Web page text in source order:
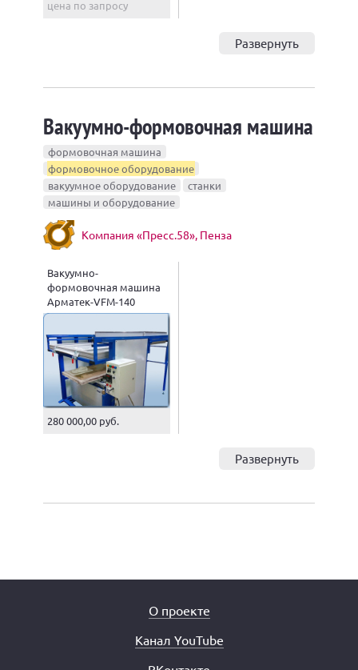
цена по запросу
Развернуть
Вакуумно-формовочная машина
формовочная машина
формовочное оборудование
вакуумное оборудование
станки
машины и оборудование
Компания «Пресс.58», Пенза
Вакуумно-
формовочная машина
Арматек-VFM-140
280 000,00 руб.
Развернуть
О проекте
Канал YouTube